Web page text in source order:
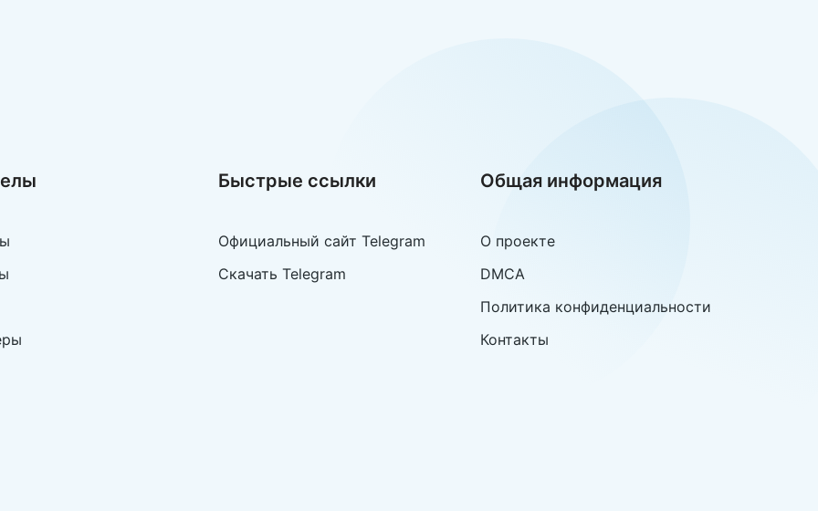
Быстрые ссылки
Официальный сайт Telegram
Скачать Telegram
Общая информация
О проекте
DMCA
Политика конфиденциальности
Контакты